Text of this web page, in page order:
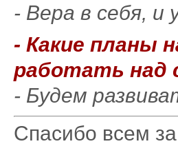
- Вера в себя, и
- Какие планы
работать над
- Будем
Спасибо всем